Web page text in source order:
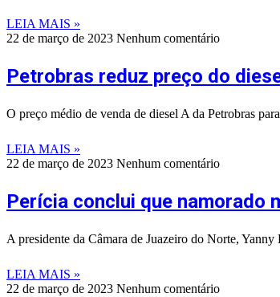
LEIA MAIS »
22 de março de 2023 Nenhum comentário
Petrobras reduz preço do
O preço médio de venda de diesel A da Petrobras
LEIA MAIS »
22 de março de 2023 Nenhum comentário
Perícia conclui que namorado
A presidente da Câmara de Juazeiro do Norte,
LEIA MAIS »
22 de março de 2023 Nenhum comentário